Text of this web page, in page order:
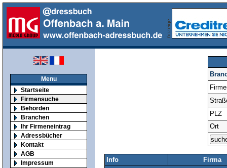
Menu
Startseite
Firmensuche
Behörden
Branchen
Ihr Firmeneintrag
Adressbücher
Kontakt
AGB
Impressum
PLZ
Ort
Info Firma